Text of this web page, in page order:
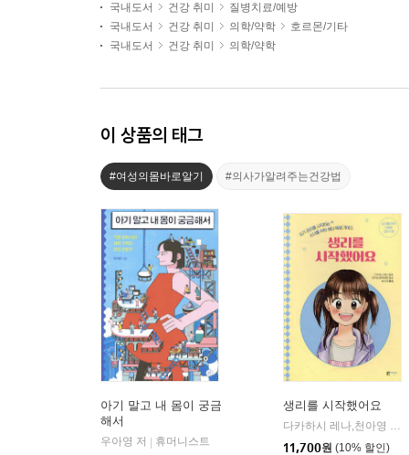
국내도서
건강 취미
질병치료/예방
국내도서
건강 취미 의학/약학
호르몬/기타
국내도서
건강 취미 의학/약학
이 상품의 태그
#여성의몸바로알기 #의사가알려주는건강법
아기 말고 내 몸이 궁금
해서
우아영 저
휴머니스트
생리를 시작했어요
다카하시 레나,천아영 감수/송소정 역
11,700원 (10% 할인)